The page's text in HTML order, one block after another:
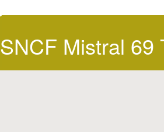
SNCF Mistral 69